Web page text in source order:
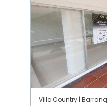
Villa Country |